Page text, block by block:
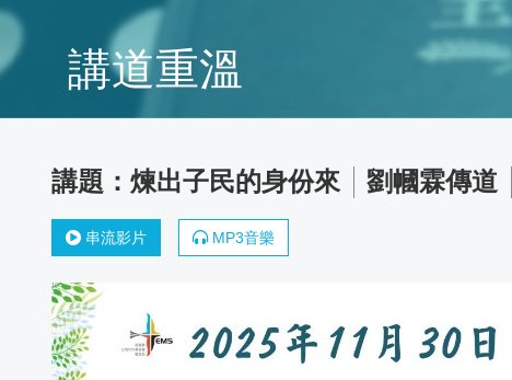
馬
內
利
傳
道
靈
講道重溫
煉出子民的身份來 劉幗霖傳道
串流影片 MP3音樂